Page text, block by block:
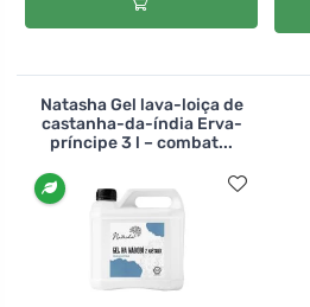
Natasha Gel lava-loiça de
castanha-da-índia Erva-
príncipe 3 l – combat...